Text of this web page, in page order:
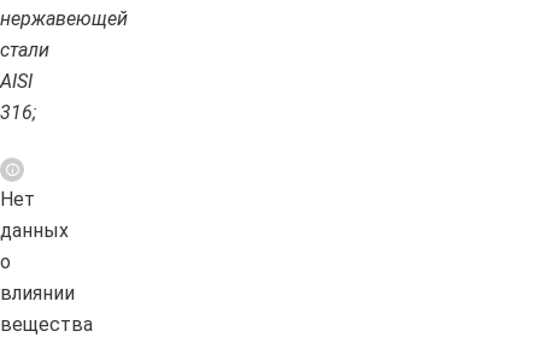
нержавеющей
стали
AISI
316;
Нет
данных
о
влиянии
вещества